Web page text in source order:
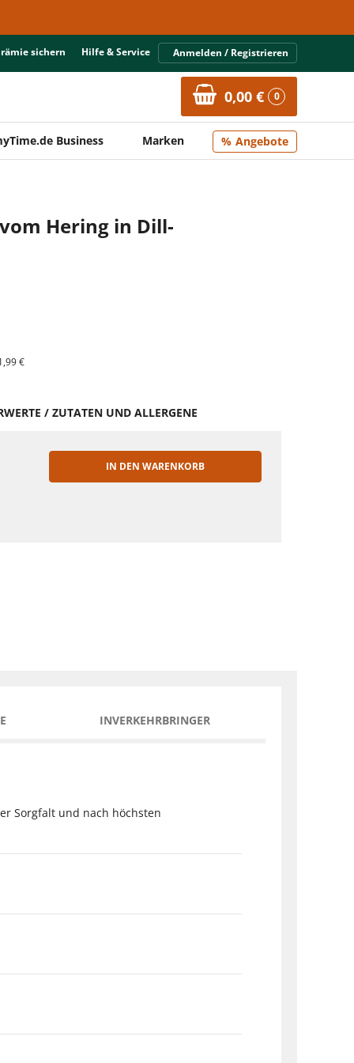
sichern Hilfe & Service Anmelden / Registrieren
0,00 € 0
Business Marken Angebote
Hering in Dill-
€
/ ZUTATEN UND ALLERGENE
IN DEN WARENKORB
INVERKEHRBRINGER
Sorgfalt und nach höchsten